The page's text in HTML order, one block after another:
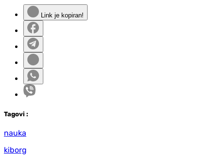
Link je kopiran!
Tagovi :
nauka
kiborg